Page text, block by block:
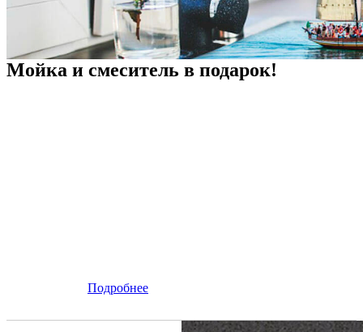
Мойка и смеситель в подарок!
Подробнее